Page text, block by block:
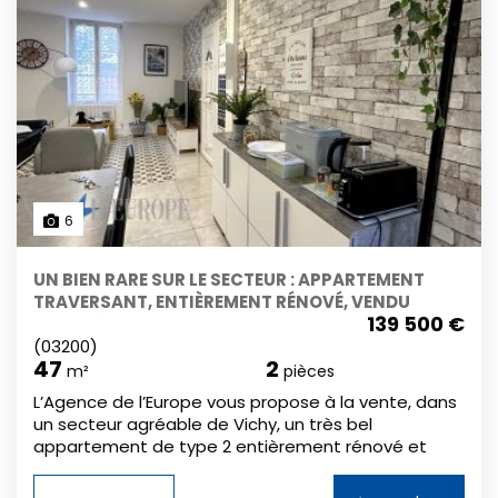
6
UN BIEN RARE SUR LE SECTEUR : APPARTEMENT
TRAVERSANT, ENTIÈREMENT RÉNOVÉ, VENDU
MEUBLÉ, AVEC TERRASSE, CAVE ET GARAGE FERMÉ.
139 500 €
(03200)
47 m² 2 pièces
L’Agence de l’Europe vous propose à la vente, dans
un secteur agréable de Vichy, un très bel
appartement de type 2 entièrement rénové et
avec terrasse, cave et garage fermé. Traversant